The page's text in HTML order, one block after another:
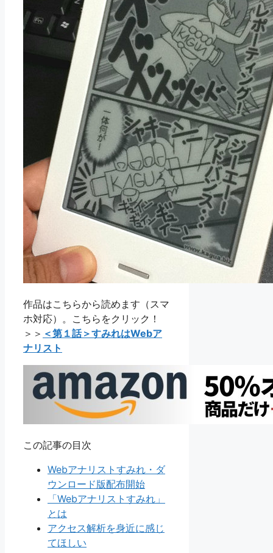
作品はこちらから読めます（スマ
ホ対応）。こちらをクリック！
＞＞ ＜第１話＞すみれはWebア
ナリスト
この記事の目次
Webアナリストすみれ・ダ
ウンロード版配布開始
「Webアナリストすみれ」
とは
アクセス解析を身近に感じ
てほしい